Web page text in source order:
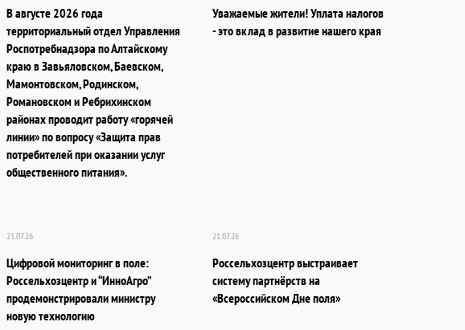
В августе 2026 года
территориальный отдел Управления
Роспотребнадзора по Алтайскому
краю в Завьяловском, Баевском,
Мамонтовском, Родинском,
Романовском и Ребрихинском
районах проводит работу «горячей
линии» по вопросу «Защита прав
потребителей при оказании услуг
общественного питания».
Уважаемые жители! Уплата налогов
- это вклад в развитие нашего края
21.07.26
Цифровой мониторинг в поле:
Россельхозцентр и “ИнноАгро”
продемонстрировали министру
новую технологию
21.07.26
Россельхозцентр выстраивает
систему партнёрств на
«Всероссийском Дне поля»